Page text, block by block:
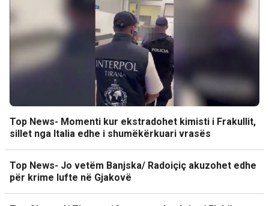
Top News- Momenti kur ekstradohet kimisti i Frakullit,
sillet nga Italia edhe i shumëkërkuari vrasës
Top News- Jo vetëm Banjska/ Radoiçiç akuzohet edhe
për krime lufte në Gjakovë